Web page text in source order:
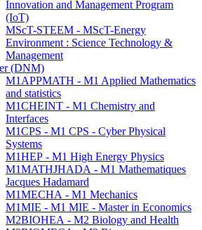
Innovation and Management Program
(IoT)
MScT-STEEM - MScT-Energy
Environment : Science Technology &
Management
(DNM)
M1APPMATH - M1 Applied Mathematics
and statistics
M1CHEINT - M1 Chemistry and
Interfaces
M1CPS - M1 CPS - Cyber Physical
Systems
M1HEP - M1 High Energy Physics
M1MATHJHADA - M1 Mathematiques
Jacques Hadamard
M1MECHA - M1 Mechanics
M1MIE - M1 MIE - Master in Economics
M2BIOHEA - M2 Biology and Health